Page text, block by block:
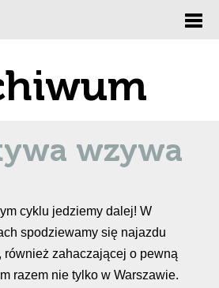
wzywa
cyklu jedziemy dalej! W
spodziewamy się najazdu
również zahaczającej o pewną
razem nie tylko w Warszawie.